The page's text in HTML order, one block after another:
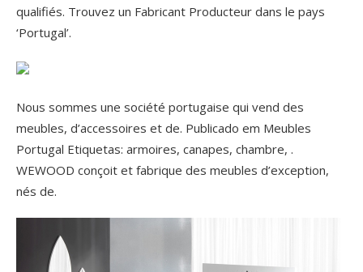
qualifiés. Trouvez un Fabricant Producteur dans le pays
‘Portugal’.
Nous sommes une société portugaise qui vend des
meubles, d’accessoires et de. Publicado em Meubles
Portugal Etiquetas: armoires, canapes, chambre, .
WEWOOD conçoit et fabrique des meubles d’exception,
nés de.